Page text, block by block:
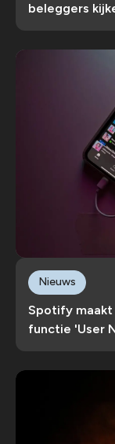
beleggers
Spotify
functie 'User
Nieuws